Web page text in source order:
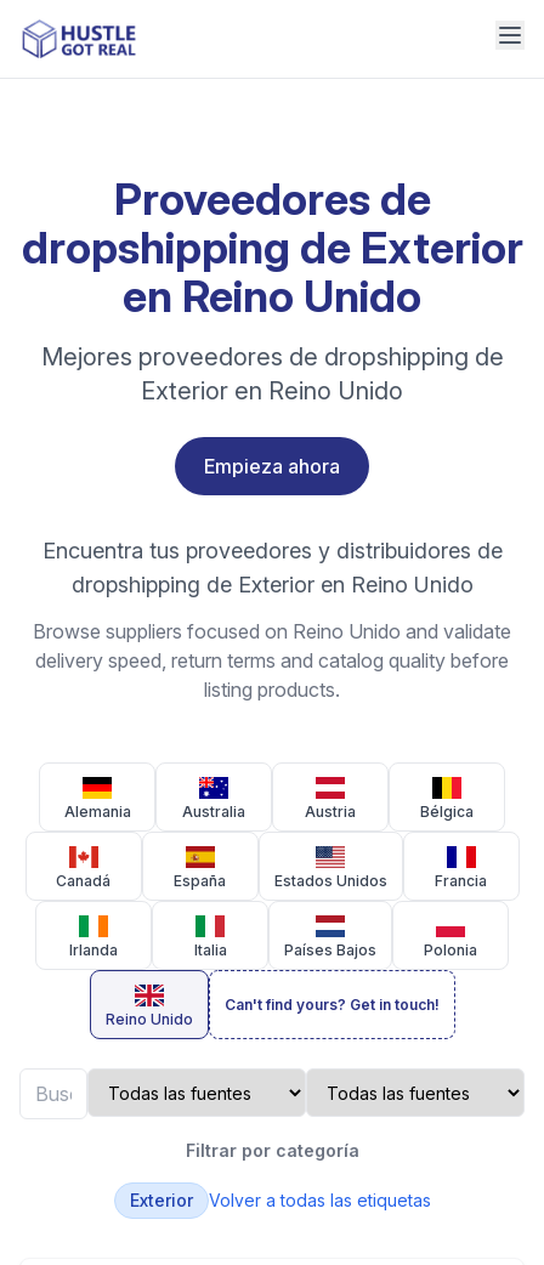
Proveedores de
dropshipping de Exterior
en Reino Unido
Mejores proveedores de dropshipping de
Exterior en Reino Unido
Empieza ahora
Encuentra tus proveedores y distribuidores de
dropshipping de Exterior en Reino Unido
Browse suppliers focused on Reino Unido and validate
delivery speed, return terms and catalog quality before
listing products.
Alemania Australia Austria Bélgica
Canadá España Estados Unidos Francia
Irlanda Italia Países Bajos Polonia
Reino Unido
Can't find yours? Get in touch!
Filtrar por categoría
Exterior Volver a todas las etiquetas